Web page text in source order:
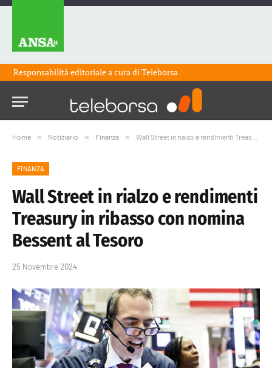
Responsabilità editoriale a cura diTeleborsa
Home » Notiziario » Finanza » Wall Street in rialzo e rendimenti Treasury in ribasso con nomina Bessent al Tesoro
FINANZA
Wall Street in rialzo e rendimenti
Treasury in ribasso con nomina
Bessent al Tesoro
25 Novembre 2024